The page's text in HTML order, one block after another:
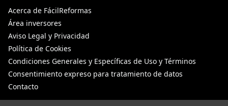
Acerca de FácilReformas
Área inversores
Aviso Legal y Privacidad
Política de Cookies
Condiciones Generales y Específicas de Uso y Términos
Consentimiento expreso para tratamiento de datos
Contacto